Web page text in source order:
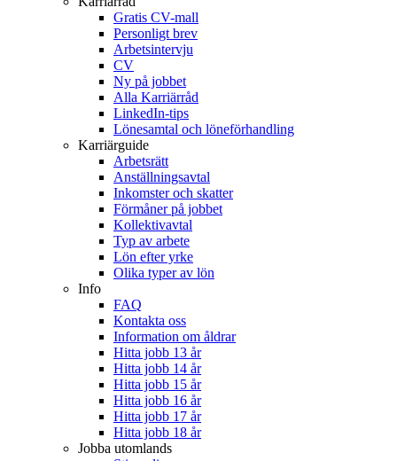
Gratis CV-mall
Personligt brev
Arbetsintervju
CV
Ny på jobbet
Alla Karriärråd
LinkedIn-tips
Lönesamtal och löneförhandling
Karriärguide
Arbetsrätt
Anställningsavtal
Inkomster och skatter
Förmåner på jobbet
Kollektivavtal
Typ av arbete
Lön efter yrke
Olika typer av lön
Info
FAQ
Kontakta oss
Information om åldrar
Hitta jobb 13 år
Hitta jobb 14 år
Hitta jobb 15 år
Hitta jobb 16 år
Hitta jobb 17 år
Hitta jobb 18 år
Jobba utomlands